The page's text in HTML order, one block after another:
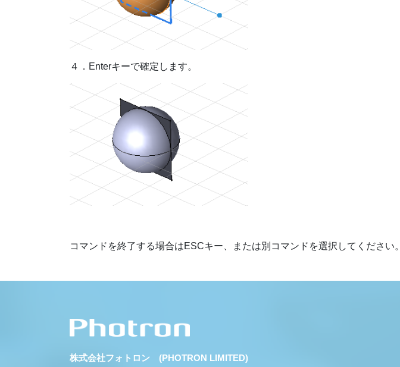
４．Enterキーで確定します。
コマンドを終了する場合はESCキー、または別コマンドを選択してください。
株式会社フォトロン (PHOTRON LIMITED)